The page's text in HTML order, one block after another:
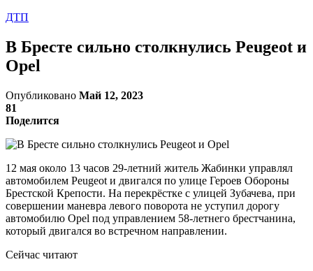
ДТП
В Бресте сильно столкнулись Peugeot и
Opel
Опубликовано Май 12, 2023
81
Поделится
12 мая около 13 часов 29-летний житель Жабинки управлял
автомобилем Peugeot и двигался по улице Героев Обороны
Брестской Крепости. На перекрёстке с улицей Зубачева, при
совершении маневра левого поворота не уступил дорогу
автомобилю Opel под управлением 58-летнего брестчанина,
который двигался во встречном направлении.
Сейчас читают